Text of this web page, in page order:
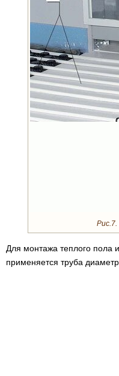
Рис.7.
Для монтажа теплого пола
применяется труба